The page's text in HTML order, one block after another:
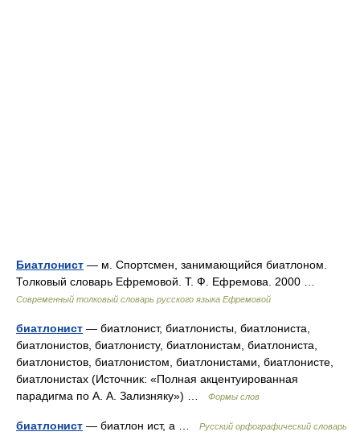
Биатлонист — м. Спортсмен, занимающийся биатлоном.
Толковый словарь Ефремовой. Т. Ф. Ефремова. 2000 …
Современный толковый словарь русского языка Ефремовой
биатлонист — биатлонист, биатлонисты, биатлониста,
биатлонистов, биатлонисту, биатлонистам, биатлониста,
биатлонистов, биатлонистом, биатлонистами, биатлонисте,
биатлонистах (Источник: «Полная акцентуированная
парадигма по А. А. Зализняку») …
Формы слов
биатлонист — биатлон ист, а … Русский орфографический словарь